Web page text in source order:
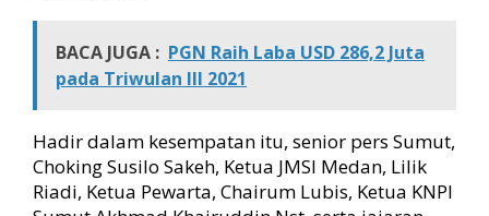
BACA JUGA : PGN Raih Laba USD 286,2 Juta
pada Triwulan III 2021
Hadir dalam kesempatan itu, senior pers Sumut,
Choking Susilo Sakeh, Ketua JMSI Medan, Lilik
Riadi, Ketua Pewarta, Chairum Lubis, Ketua KNPI